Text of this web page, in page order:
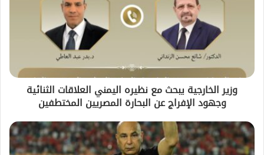
وزير الخارجية يبحث مع نظيره اليمني العلاقات الثنائية
وجهود الإفراج عن البحارة المصريين المختطفين